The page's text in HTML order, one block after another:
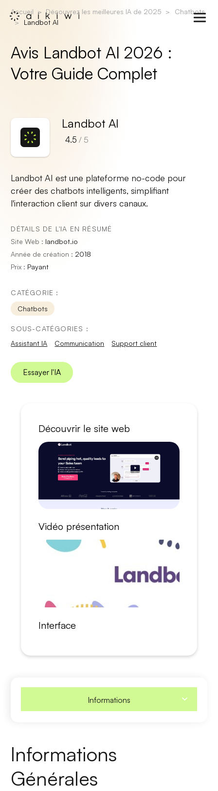
Accueil Découvrez les meilleures IA de 2025
Chatbots
Landbot AI
Avis Landbot AI 2026 :
Votre Guide Complet
Landbot AI
4.5 / 5
Landbot AI est une plateforme no-code pour
créer des chatbots intelligents, simplifiant
l'interaction client sur divers canaux.
DÉTAILS DE L'IA EN RÉSUMÉ
Site Web : landbot.io
Année de création : 2018
Prix : Payant
CATÉGORIE :
Chatbots
SOUS-CATÉGORIES :
Assistant IA
Communication Support client
Essayer l'IA
Découvrir le site web
Vidéo présentation
Interface
Informations
Informations
Générales